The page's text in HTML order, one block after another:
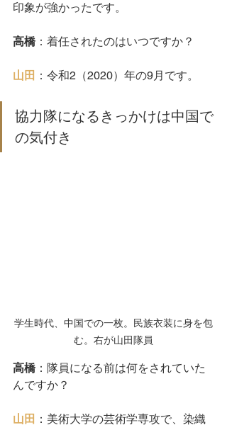
印象が強かったです。
高橋：着任されたのはいつですか？
山田 ：令和2（2020）年の9月です。
協力隊になるきっかけは中国で
の気付き
学生時代、中国での一枚。民族衣装に身を包
む。右が山田隊員
高橋：隊員になる前は何をされていた
んですか？
山田 ：美術大学の芸術学専攻で、染織